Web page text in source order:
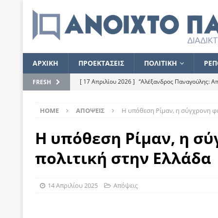
ΑΡΧΙΚΗ ΠΡΟΕΚΤΑΣΕΙΣ ΠΟΛΙΤΙΚΗ
FRESH [ 17 Απριλίου 2026 ] “Αλέξανδρος Παναγούλης:
[ 17 Φεβρουαρίου 2026 ] Απορίες και η απορία
[ 7 Νοεμβρίου 2022 ]
Kυρ. Μητσοτάκης:
χειρίζεται το λογισμικό Predator”
ΡΕΠΟΡΤΑΖ
[ 21 Ιουλίου 2021 ]
Το Ανοιχτό Παράθυρο
[ 15 Σεπτεμβρίου 2020 ]
HOME ΑΠΟΨΕΙΣ Η υπόθεση Ρίμαν, η σύγχρονη
Η υπόθεση Ρίμαν, η
πολιτική στην Ελλάδα
14 Απριλίου 2025 Απόψεις